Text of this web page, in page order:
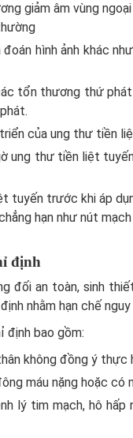
giảm âm vùng
đoán hình ảnh khác
tổn thương thứ
của ung thư tiền
ung thư tiền liệt
tuyến trước khi áp
hạn như nút
định
đối an toàn, sinh
nhằm hạn chế
định bao gồm:
không đồng ý thực
máu nặng hoặc có
lý tim mạch, hô